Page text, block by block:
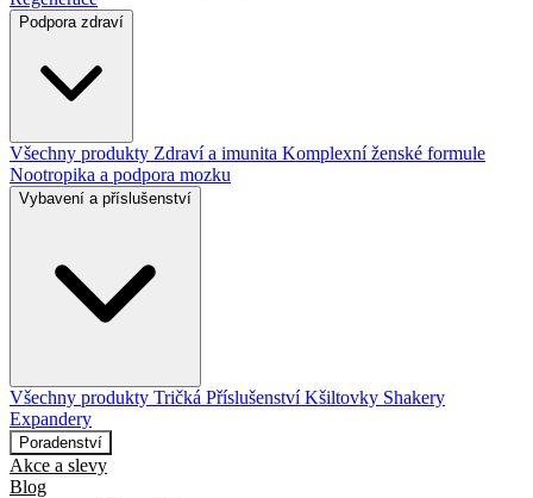
Podpora zdraví
Všechny produkty Zdraví a imunita Komplexní ženské formule
Nootropika a podpora mozku
Vybavení a příslušenství
Všechny produkty Tričká PříslušenstvíKšiltovky Shakery
Expandery
Poradenství
Akce a slevy
Blog